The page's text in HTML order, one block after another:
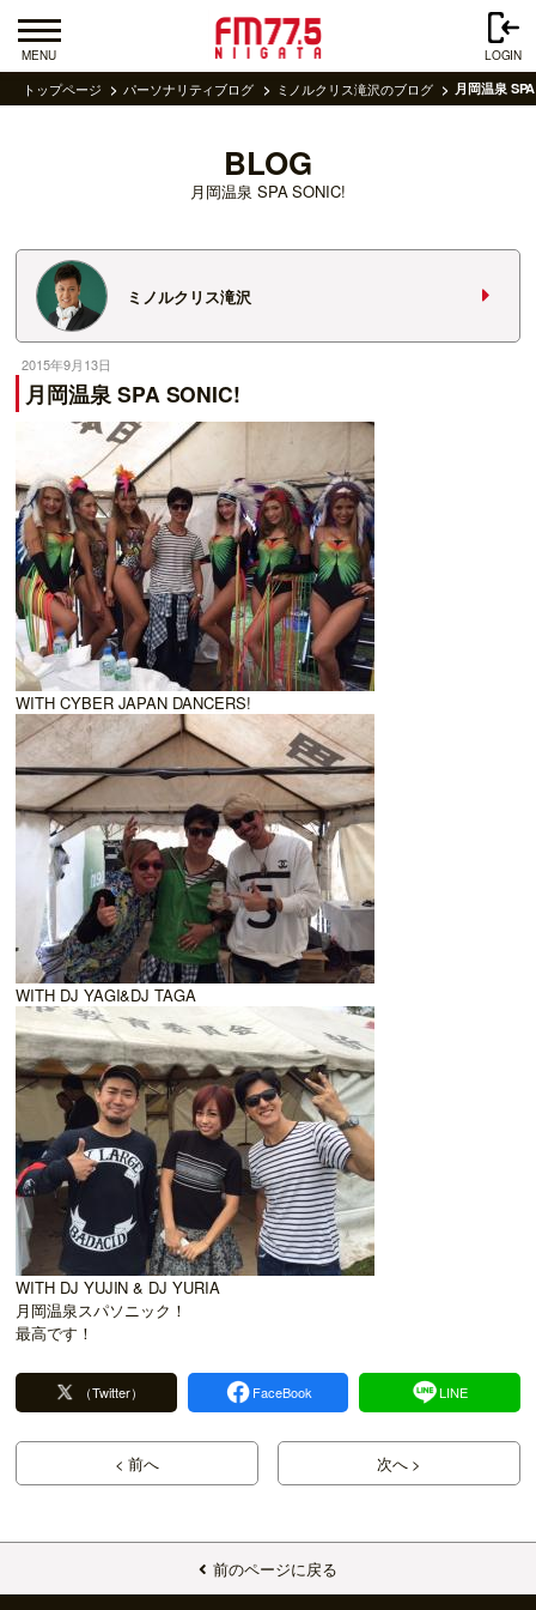
MENU LOGIN
トップページ パーソナリティブログ ミノルクリス滝沢のブログ 月岡温泉
BLOG
月岡温泉 SPA SONIC!
ミノルクリス滝沢
2015年9月13日
月岡温泉 SPA SONIC!
WITH CYBER JAPAN DANCERS!
WITH DJ YAGI&DJ TAGA
WITH DJ YUJIN & DJ YURIA
月岡温泉スパソニック！
最高です！
（Twitter） FaceBook LINE
< 前へ 次へ >
前のページに戻る